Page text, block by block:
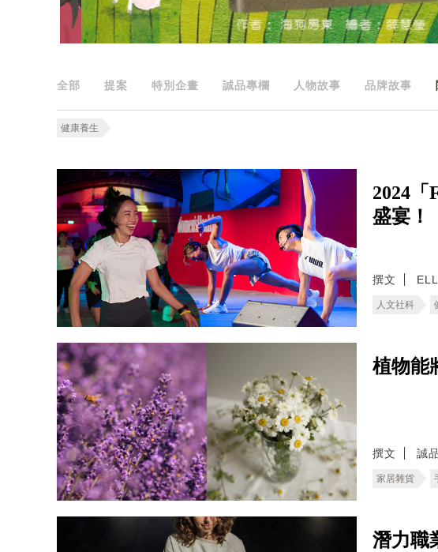
全部 提案 特別企畫 誠品專欄 人物故事 品牌故事
健康養生
2024
盛宴！
撰文
人文社科
植物能
撰文 誠
家居雜貨
潛力職